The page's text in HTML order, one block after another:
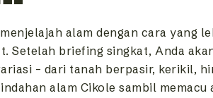
alam dengan cara yang
Setelah briefing singkat, Anda
– dari tanah berpasir, kerikil,
alam Cikole sambil